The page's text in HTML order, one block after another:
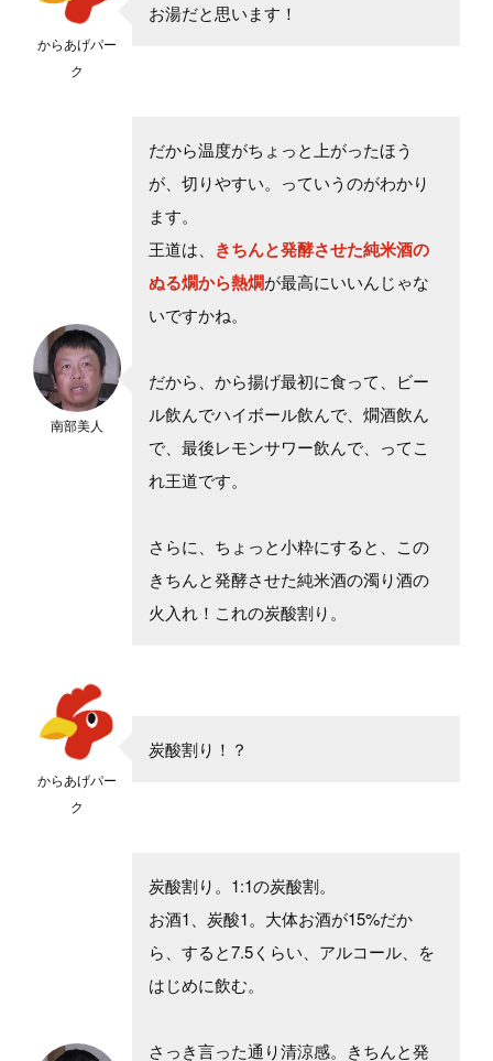
からあげパー
ク
お湯だと思います！
南部美人
だから温度がちょっと上がったほう
が、切りやすい。っていうのがわかり
ます。
王道は、 きちんと発酵させた純米酒の
ぬる燗から熱燗が最高にいいんじゃな
いですかね。
だから、から揚げ最初に食って、ビー
ル飲んでハイボール飲んで、燗酒飲ん
で、最後レモンサワー飲んで、ってこ
れ王道です。
さらに、ちょっと小粋にすると、この
きちんと発酵させた純米酒の濁り酒の
火入れ！これの炭酸割り。
からあげパー
ク
炭酸割り！？
炭酸割り。1:1の炭酸割。
お酒1、炭酸1。大体お酒が15%だか
ら、すると7.5くらい、アルコール、を
はじめに飲む。
さっき言った通り清涼感。きちんと発